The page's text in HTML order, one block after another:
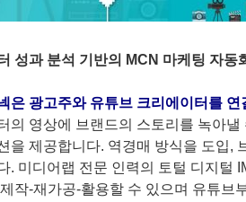
성과 분석 기반의 MCN 마케팅 자동
은 광고주와 유튜브 크리에이터를
의 영상에 브랜드의 스토리를 녹아
을 제공합니다. 역경매 방식을 도입,
. 미디어랩 전문 인력의 토털 디지털
작-재가공-활용할 수 있으며 유튜브